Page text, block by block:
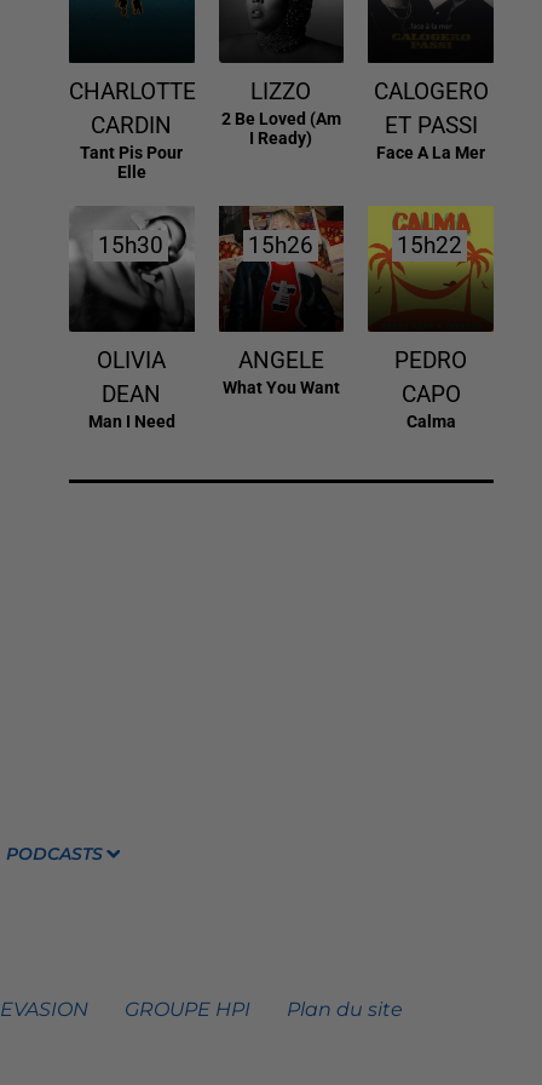
CHARLOTTE
CARDIN
Tant Pis Pour
Elle
LIZZO
2 Be Loved (am
I Ready)
CALOGERO
ET PASSI
Face A La Mer
15h30
15h30
OLIVIA
DEAN
Man I Need
15h26
15h26
ANGELE
What You Want
15h22
15h22
PEDRO
CAPO
Calma
PODCASTS
GROUPE HPI Plan du site